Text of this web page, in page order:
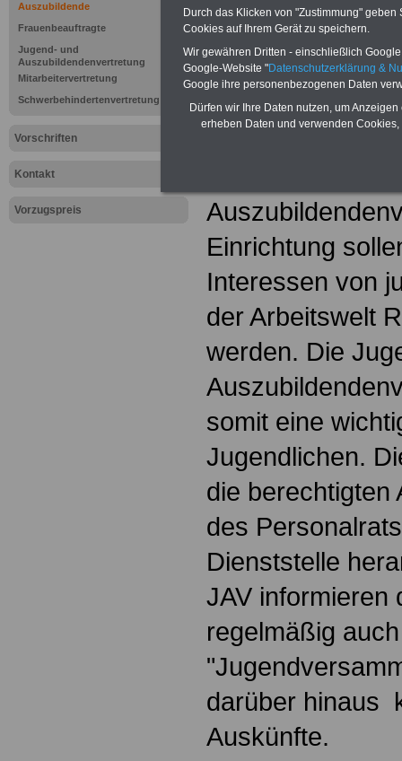
Auszubildende
Frauenbeauftragte
Jugend- und
Auszubildendenvertretung
Mitarbeitervertretung
Schwerbehindertenvertretung
Vorschriften
Kontakt
Vorzugspreis
Lexikon
Auszubildende
Einrichtung
Interessen von
der Arbeitswelt
werden. Die
somit eine
Jugendlichen.
die berechtigten
des
Dienststelle
JAV informieren
regelmäßig
darüber hinaus
Auskünfte.
Durch das Klicken von "Zustimmung"
Cookies auf Ihrem Gerät zu speichern.
Wir gewähren Dritten - einschließlich
Google-Website "Datenschutzerklärung &
Google ihre personenbezogenen Daten
Dürfen wir Ihre Daten nutzen, um
erheben Daten und verwenden